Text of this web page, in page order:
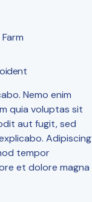
Nemo enim
quia voluptas sit
aut fugit, sed
Adipiscing
tempor
et dolore magna